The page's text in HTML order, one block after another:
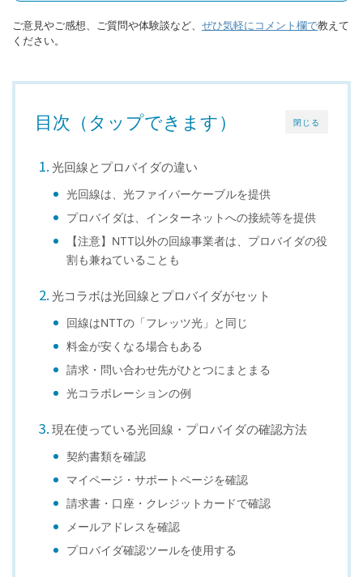
ご意見やご感想、ご質問や体験談など、 ぜひ気軽にコメント欄で教えて
ください。
閉じる
目次（タップできます）
光回線とプロバイダの違い
光回線は、光ファイバーケーブルを提供
プロバイダは、インターネットへの接続等を提供
【注意】NTT以外の回線事業者は、プロバイダの役
割も兼ねていることも
光コラボは光回線とプロバイダがセット
回線はNTTの「フレッツ光」と同じ
料金が安くなる場合もある
請求・問い合わせ先がひとつにまとまる
光コラボレーションの例
現在使っている光回線・プロバイダの確認方法
契約書類を確認
マイページ・サポートページを確認
請求書・口座・クレジットカードで確認
メールアドレスを確認
プロバイダ確認ツールを使用する